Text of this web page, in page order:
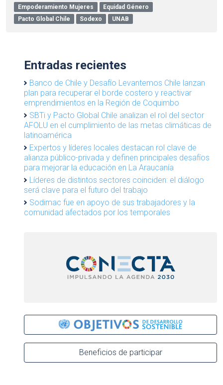
Empoderamiento Mujeres
Equidad Género
Pacto Global Chile
Sodexo UNAB
Entradas recientes
Banco de Chile y Desafío Levantemos Chile lanzan
plan para recuperar el borde costero y reactivar
emprendimientos en la Región de Coquimbo
SBTi y Pacto Global Chile analizan el rol del sector
AFOLU en el cumplimiento de las metas climáticas de
latinoamérica
Expertos y líderes locales destacan rol clave de
alianza público-privada y definen principales desafíos
para mejorar la educación en La Araucanía
Líderes de distintos sectores coinciden: el diálogo
será clave para el futuro del trabajo
Sodimac fue en apoyo de sus trabajadores y la
comunidad afectados por los temporales
Beneficios de participar